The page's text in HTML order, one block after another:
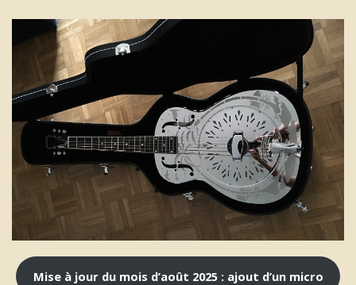
Mise à jour du mois d’août 2025 : ajout d’un micro